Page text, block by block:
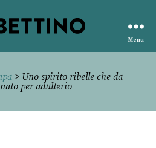
editore
Menu
> Uno spirito ribelle che da
per adulterio